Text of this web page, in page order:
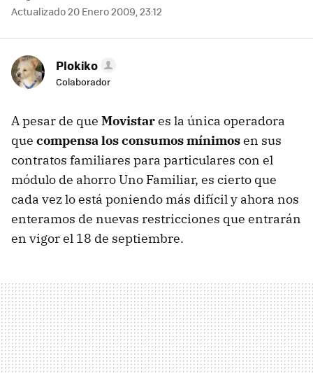
Actualizado 20 Enero 2009, 23:12
Plokiko
Colaborador
A pesar de que Movistares la única operadora
que compensa los consumos mínimosen sus
contratos familiares para particulares con el
módulo de ahorro Uno Familiar, es cierto que
cada vez lo está poniendo más difícil y ahora nos
enteramos de nuevas restricciones que entrarán
en vigor el 18 de septiembre.